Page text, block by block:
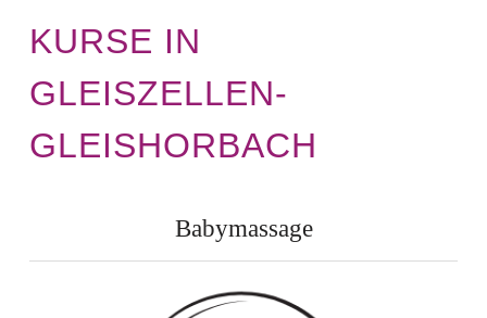
KURSE IN
GLEISZELLEN-
GLEISHORBACH
Babymassage